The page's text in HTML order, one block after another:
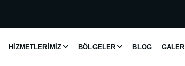
HIZMETLERIMIZ BÖLGELER BLOG GALERI